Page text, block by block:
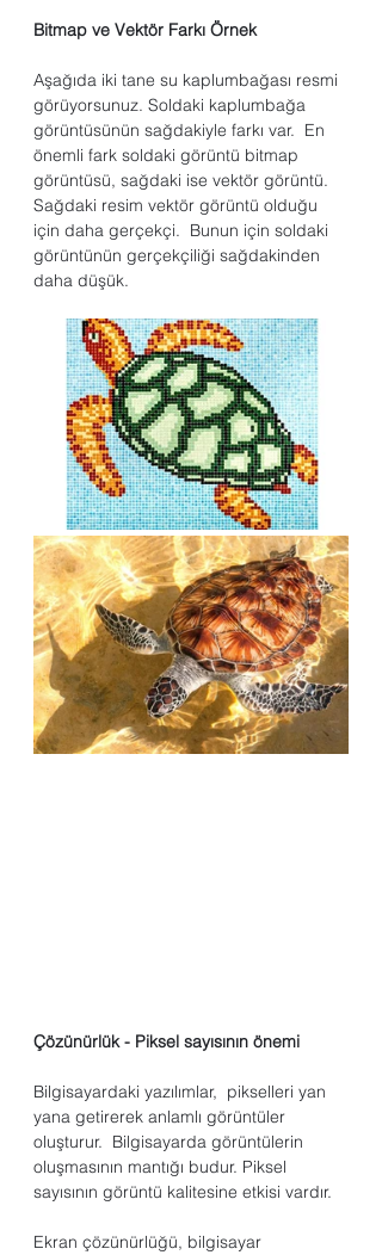
Bitmap ve Vektör Farkı Örnek
Aşağıda iki tane su kaplumbağası resmi
görüyorsunuz. Soldaki kaplumbağa
görüntüsünün sağdakiyle farkı var.  En
önemli fark soldaki görüntü bitmap
görüntüsü, sağdaki ise vektör görüntü.
Sağdaki resim vektör görüntü olduğu
için daha gerçekçi.  Bunun için soldaki
görüntünün gerçekçiliği sağdakinden
daha düşük.
Çözünürlük - Piksel sayısının önemi
Bilgisayardaki yazılımlar,  pikselleri yan
yana getirerek anlamlı görüntüler
oluşturur.  Bilgisayarda görüntülerin
oluşmasının mantığı budur. Piksel
sayısının görüntü kalitesine etkisi vardır.
Ekran çözünürlüğü, bilgisayar